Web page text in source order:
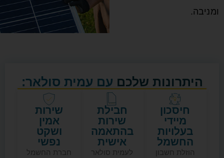
שלכםעם עמית סולאר:
חבילת
שירות
בהתאמה
אישית
לעמית סולאר
שירות
אמין
ושקט
נפשי
חברת החשמל